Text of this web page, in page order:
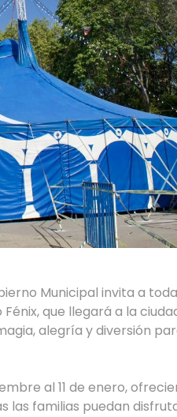
Municipal invita a
que llegará a la
alegría y diversión
al 11 de enero,
las familias puedan